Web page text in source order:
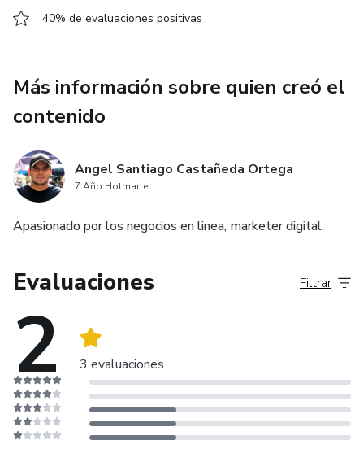
40% de evaluaciones positivas
Más información sobre quien creó el
contenido
Angel Santiago Castañeda Ortega
7 Año Hotmarter
Apasionado por los negocios en linea, marketer digital.
Evaluaciones
2 3 evaluaciones
Filtrar